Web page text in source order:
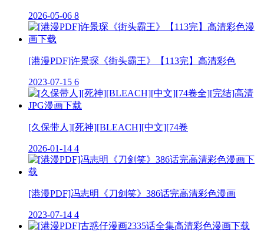
2026-05-06 8
[港漫PDF]许景琛《街头霸王》【113完】高清彩色
2023-07-15 6
[久保带人][死神][BLEACH][中文][74卷
2026-01-14 4
[港漫PDF]冯志明《刀剑笑》386话完高清彩色漫画
2023-07-14 4